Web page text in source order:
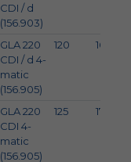
CDI / d
(156.903)
GLA 220
CDI / d 4-
matic
(156.905)
120 163
GLA 220
CDI 4-
matic
(156.905)
125 170